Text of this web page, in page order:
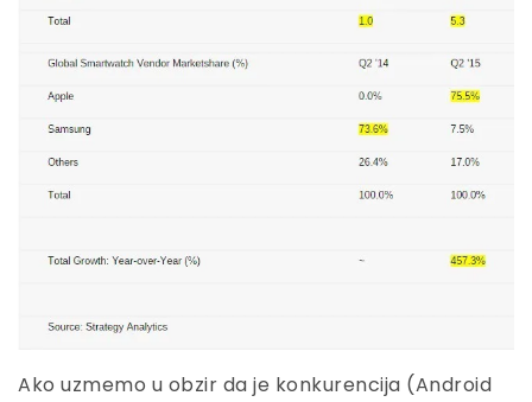
Ako uzmemo u obzir da je konkurencija (Android